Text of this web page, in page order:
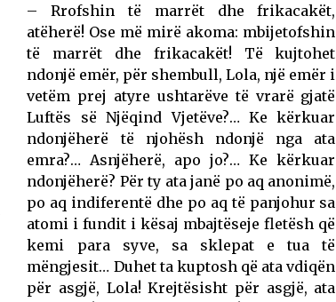
– Rrofshin të marrët dhe frikacakët,
atëherë! Ose më mirë akoma: mbijetofshin
të marrët dhe frikacakët! Të kujtohet
ndonjë emër, për shembull, Lola, një emër i
vetëm prej atyre ushtarëve të vrarë gjatë
Luftës së Njëqind Vjetëve?… Ke kërkuar
ndonjëherë të njohësh ndonjë nga ata
emra?… Asnjëherë, apo jo?… Ke kërkuar
ndonjëherë? Për ty ata janë po aq anonimë,
po aq indiferentë dhe po aq të panjohur sa
atomi i fundit i kësaj mbajtëseje fletësh që
kemi para syve, sa sklepat e tua të
mëngjesit… Duhet ta kuptosh që ata vdiqën
për asgjë, Lola! Krejtësisht për asgjë, ata